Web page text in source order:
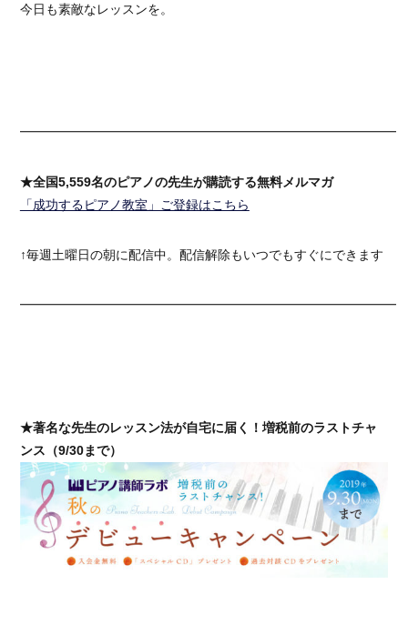
今日も素敵なレッスンを。
★全国5,559名のピアノの先生が購読する無料メルマガ
「成功するピアノ教室」ご登録はこちら
↑毎週土曜日の朝に配信中。配信解除もいつでもすぐにできます
★著名な先生のレッスン法が自宅に届く！増税前のラストチャ
ンス（9/30まで）